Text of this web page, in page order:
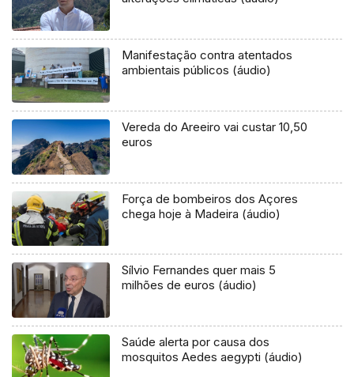
Manifestação contra atentados
ambientais públicos (áudio)
Vereda do Areeiro vai custar 10,50
euros
Força de bombeiros dos Açores
chega hoje à Madeira (áudio)
Sílvio Fernandes quer mais 5
milhões de euros (áudio)
Saúde alerta por causa dos
mosquitos Aedes aegypti (áudio)